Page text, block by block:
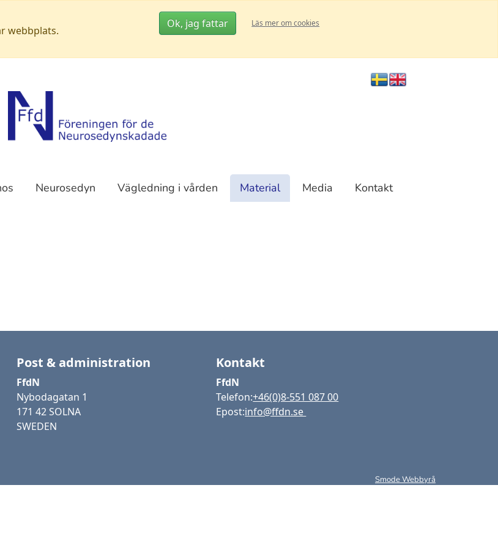
webbplats.
Ok, jag fattar Läs mer om cookies
Neurosedyn Vägledning i vården Material Media Kontakt
Post & administration
FfdN
Nybodagatan 1
171 42 SOLNA
SWEDEN
Kontakt
FfdN
Telefon:+46(0)8-551 087 00
Epost:info@ffdn.se
Smode Webbyrå